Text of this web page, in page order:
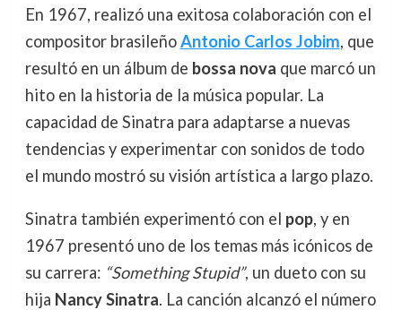
En 1967, realizó una exitosa colaboración con el
compositor brasileñoAntonio Carlos Jobim, que
resultó en un álbum de bossa nova que marcó un
hito en la historia de la música popular. La
capacidad de Sinatra para adaptarse a nuevas
tendencias y experimentar con sonidos de todo
el mundo mostró su visión artística a largo plazo.
Sinatra también experimentó con el pop, y en
1967 presentó uno de los temas más icónicos de
su carrera: “Something Stupid”, un dueto con su
hija Nancy Sinatra. La canción alcanzó el número